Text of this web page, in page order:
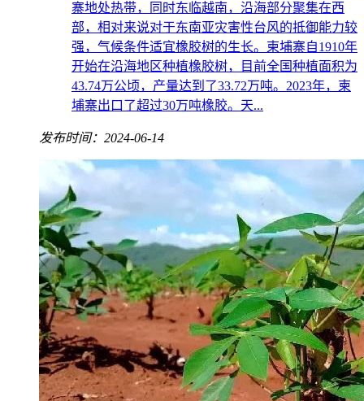
寨地处热带，同时东临越南，沿海部分聚集在西
部，相对来说对于东南亚灾害性台风的抵御能力较
强，气候条件适宜橡胶树的生长。柬埔寨自1910年
开始在沿海地区种植橡胶树，目前全国种植面积为
43.74万公顷，产量达到了33.72万吨。2023年，柬
埔寨出口了超过30万吨橡胶。天...
发布时间：2024-06-14